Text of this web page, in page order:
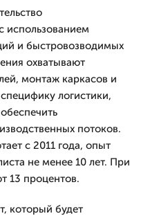
использованием
и быстровозводимых
охватывают
монтаж каркасов и
логистики,
потоков.
с 2011 года, опыт
не менее 10 лет. При
13 процентов.
который будет